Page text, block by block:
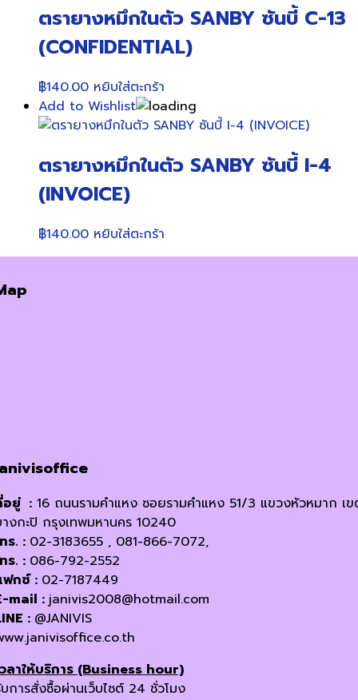
ตรายางหมึกในตัว SANBY ซันบี้ C-13
(CONFIDENTIAL)
฿140.00 หยิบใส่ตะกร้า
Add to Wishlist
ตรายางหมึกในตัว SANBY ซันบี้ I-4
(INVOICE)
฿140.00 หยิบใส่ตะกร้า
อยู่ : 16 ถนนรามคำแหง ซอยรามคำแหง 51/3 แขวงหัวหมาก เ
งกะปิ กรุงเทพมหานคร 10240
ร. : 02-3183655 , 081-866-7072,
ร. : 086-792-2552
กซ์ : 02-7187449
mail : janivis2008@hotmail.com
: @JANIVIS
ลาให้บริการ (Business hour)
การสั่งซื้อผ่านเว็บไซต์ 24 ชั่วโมง